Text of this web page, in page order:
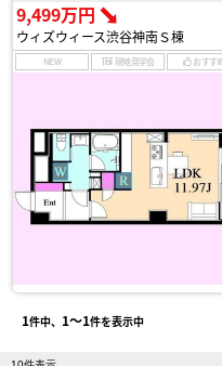
9,499万円
ウィズウィース渋谷神南Ｓ棟
NEW 現地見学会 おすす
1件中、 1〜1件を表示中